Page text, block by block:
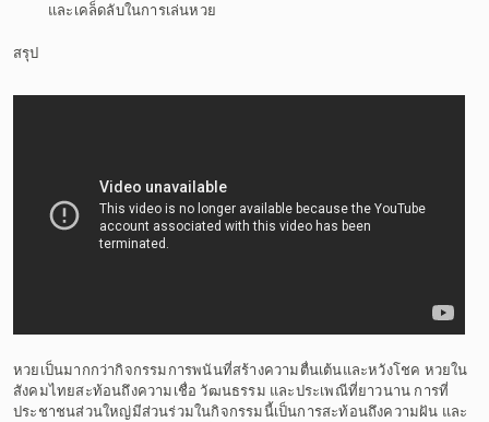
และเคล็ดลับในการเล่นหวย
สรุป
หวยเป็นมากกว่ากิจกรรมการพนันที่สร้างความตื่นเต้นและหวังโชค หวยใน
สังคมไทยสะท้อนถึงความเชื่อ วัฒนธรรม และประเพณีที่ยาวนาน การที่
ประชาชนส่วนใหญ่มีส่วนร่วมในกิจกรรมนี้เป็นการสะท้อนถึงความฝัน และ